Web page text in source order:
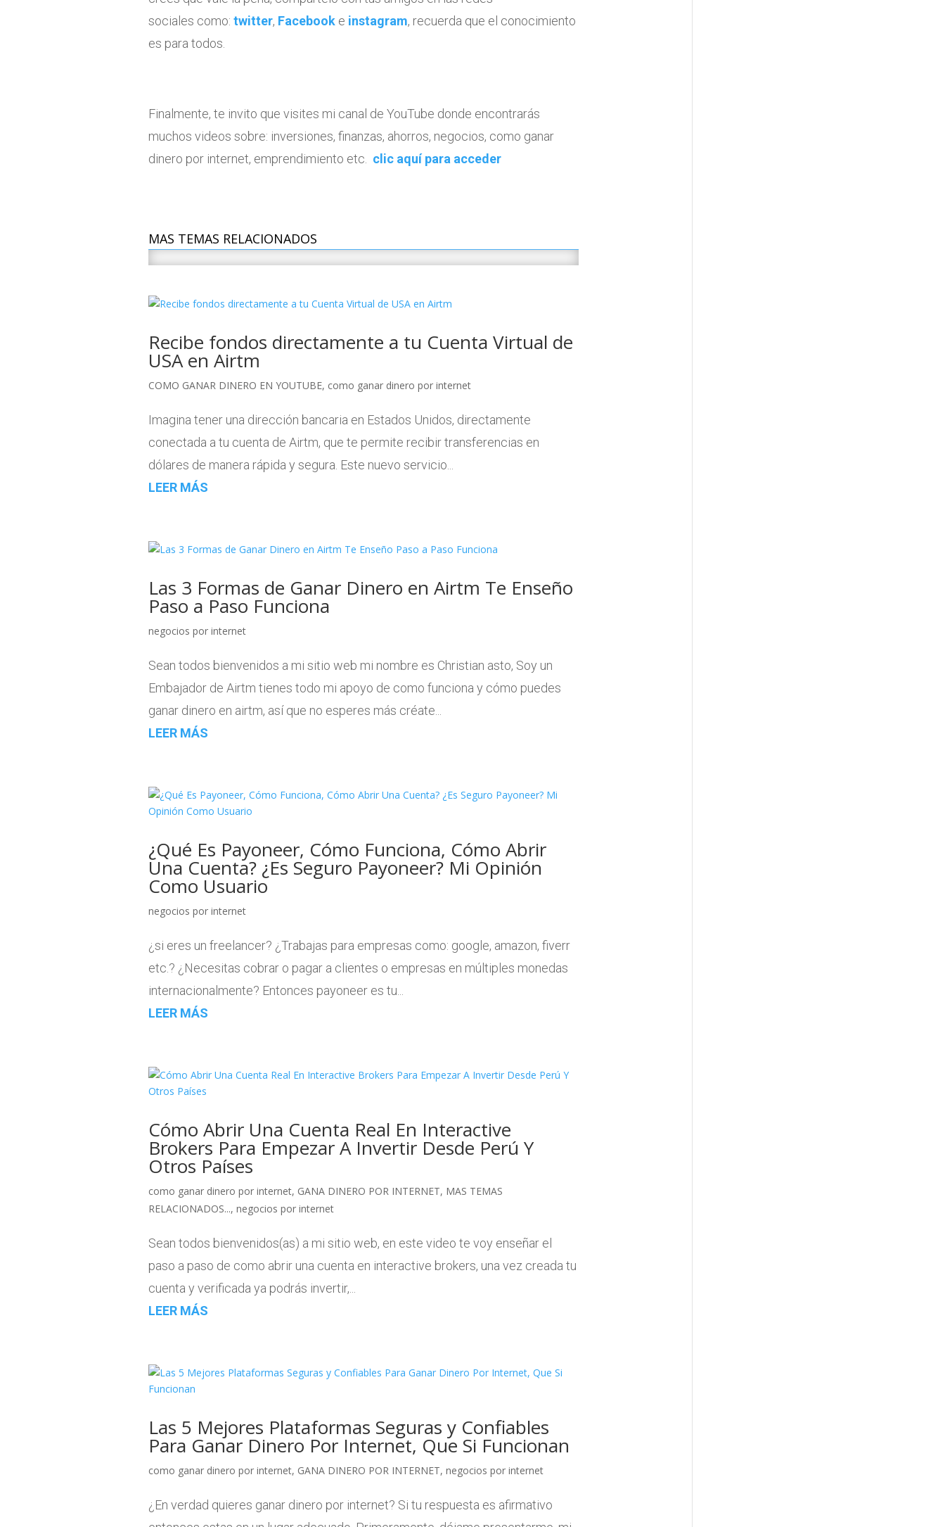
sociales como: twitter, Facebook e instagram, recuerda que el conocimiento
es para todos.
Finalmente, te invito que visites mi canal de YouTube donde encontrarás
muchos videos sobre: inversiones, finanzas, ahorros, negocios, como ganar
dinero por internet, emprendimiento etc.
clic aquí para acceder
MAS TEMAS RELACIONADOS
Recibe fondos directamente a tu Cuenta Virtual de
USA en Airtm
COMO GANAR DINERO EN YOUTUBE, como ganar dinero por internet
Imagina tener una dirección bancaria en Estados Unidos, directamente
conectada a tu cuenta de Airtm, que te permite recibir transferencias en
dólares de manera rápida y segura. Este nuevo servicio...
LEER MÁS
Las 3 Formas de Ganar Dinero en Airtm Te Enseño
Paso a Paso Funciona
negocios por internet
Sean todos bienvenidos a mi sitio web mi nombre es Christian asto, Soy un
Embajador de Airtm tienes todo mi apoyo de como funciona y cómo puedes
ganar dinero en airtm, así que no esperes más créate...
LEER MÁS
¿Qué Es Payoneer, Cómo Funciona, Cómo Abrir
Una Cuenta? ¿Es Seguro Payoneer? Mi Opinión
Como Usuario
negocios por internet
¿si eres un freelancer? ¿Trabajas para empresas como: google, amazon, fiverr
etc.? ¿Necesitas cobrar o pagar a clientes o empresas en múltiples monedas
internacionalmente? Entonces payoneer es tu...
LEER MÁS
Cómo Abrir Una Cuenta Real En Interactive
Brokers Para Empezar A Invertir Desde Perú Y
Otros Países
como ganar dinero por internet, GANA DINERO POR INTERNET, MAS TEMAS
RELACIONADOS..., negocios por internet
Sean todos bienvenidos(as) a mi sitio web, en este video te voy enseñar el
paso a paso de como abrir una cuenta en interactive brokers, una vez creada tu
cuenta y verificada ya podrás invertir,...
LEER MÁS
Las 5 Mejores Plataformas Seguras y Confiables
Para Ganar Dinero Por Internet, Que Si Funcionan
como ganar dinero por internet, GANA DINERO POR INTERNET, negocios por internet
¿En verdad quieres ganar dinero por internet? Si tu respuesta es afirmativo